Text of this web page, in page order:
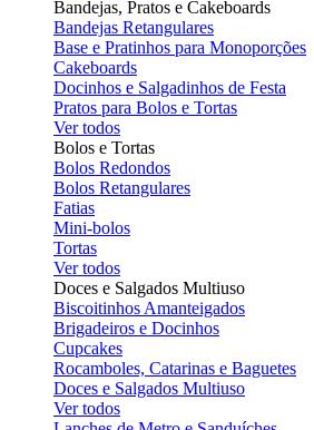
Bandejas, Pratos e Cakeboards
Bandejas Retangulares
Base e Pratinhos para Monoporções
Cakeboards
Docinhos e Salgadinhos de Festa
Pratos para Bolos e Tortas
Ver todos
Bolos e Tortas
Bolos Redondos
Bolos Retangulares
Fatias
Mini-bolos
Tortas
Ver todos
Doces e Salgados Multiuso
Biscoitinhos Amanteigados
Brigadeiros e Docinhos
Cupcakes
Rocamboles, Catarinas e Baguetes
Doces e Salgados Multiuso
Ver todos